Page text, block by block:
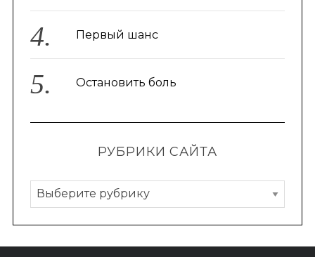
Первый шанс
Остановить боль
РУБРИКИ САЙТА
Р
у
б
р
S
a
r
По авторам